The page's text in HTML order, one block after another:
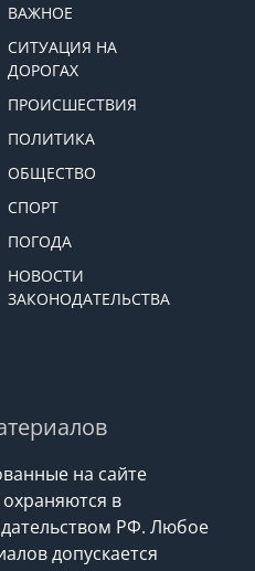
ВАЖНОЕ
СИТУАЦИЯ НА
ДОРОГАХ
ПРОИСШЕСТВИЯ
ПОЛИТИКА
ОБЩЕСТВО
СПОРТ
ПОГОДА
НОВОСТИ
ЗАКОНОДАТЕЛЬСТВА
на сайте
в
РФ. Любое
допускается